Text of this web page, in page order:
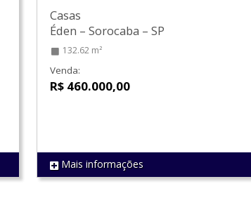
REF 1554
Casas
Éden – Sorocaba – SP
132.62 m²
Venda:
R$ 460.000,00
Mais informações